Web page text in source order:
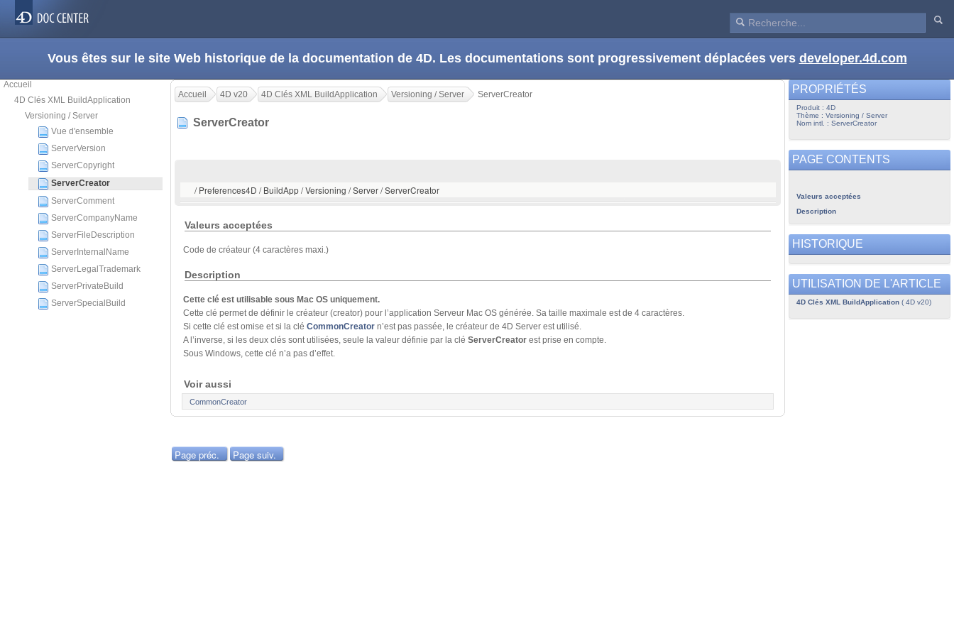
Vous êtes sur le site Web historique de la documentation de 4D. Les documentations sont progressivement déplacées vers developer.4d.com
Accueil
4D Clés XML BuildApplication
Versioning / Server
Vue d'ensemble
ServerVersion
ServerCopyright
ServerCreator
ServerComment
ServerCompanyName
ServerFileDescription
ServerInternalName
ServerLegalTrademark
ServerPrivateBuild
ServerSpecialBuild
Accueil 4D v20 4D Clés XML BuildApplication Versioning / Server ServerCreator
ServerCreator
/ Preferences4D / BuildApp / Versioning / Server / ServerCreator
Valeurs acceptées
Code de créateur (4 caractères maxi.)
Description
Cette clé est utilisable sous Mac OS uniquement.
Cette clé permet de définir le créateur (creator) pour l’application Serveur Mac OS générée. Sa taille maximale est de 4 caractères.
Si cette clé est omise et si la clé CommonCreator n’est pas passée, le créateur de 4D Server est utilisé.
A l’inverse, si les deux clés sont utilisées, seule la valeur définie par la clé ServerCreator est prise en compte.
Sous Windows, cette clé n’a pas d’effet.
Voir aussi
CommonCreator
Page préc. Page suiv.
PROPRIÉTÉS
Produit : 4D
Thème : Versioning / Server
Nom intl. : ServerCreator
PAGE CONTENTS
Valeurs acceptées
Description
HISTORIQUE
UTILISATION DE L'ARTICLE
4D Clés XML BuildApplication( 4D v20)